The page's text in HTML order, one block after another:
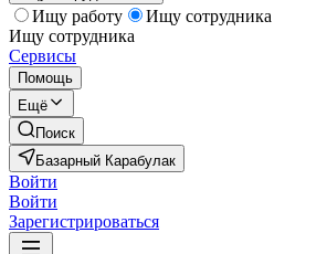
Ищу работу
Ищу сотрудника
Ищу сотрудника
Сервисы
Помощь
Ещё
Поиск
Базарный Карабулак
Войти
Войти
Зарегистрироваться